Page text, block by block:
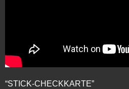
“STICK-CHECKKARTE”